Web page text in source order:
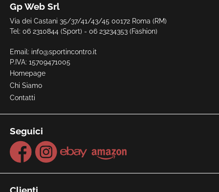
Gp Web Srl
Via dei Castani 35/37/41/43/45 00172 Roma (RM)
Tel: 06 2310844 (Sport) - 06 23234353 (Fashion)
Email: info@sportincontro.it
P.IVA: 15709471005
Homepage
Chi Siamo
Contatti
Seguici